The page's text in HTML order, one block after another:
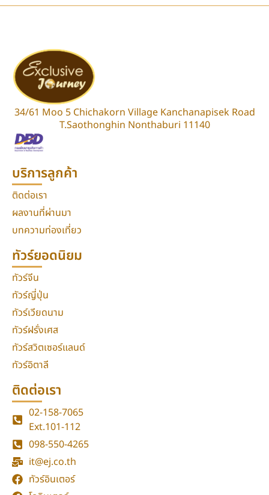
34/61 Moo 5 Chichakorn Village Kanchanapisek Road
T.Saothonghin Nonthaburi 11140
บริการลูกค้า
ติดต่อเรา
ผลงานที่ผ่านมา
บทความท่องเที่ยว
ทัวร์ยอดนิยม
ทัวร์จีน
ทัวร์ญี่ปุ่น
ทัวร์เวียดนาม
ทัวร์ฝรั่งเศส
ทัวร์สวิตเซอร์แลนด์
ทัวร์อิตาลี
ติดต่อเรา
02-158-7065
Ext.101-112
098-550-4265
it@ej.co.th
ทัวร์อินเตอร์